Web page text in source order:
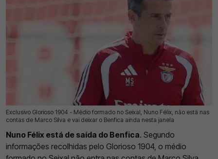
Exclusivo Glorioso 1904 - Médio formado no Seixal, Nuno Félix, não está nas
contas de Marco Silva e vai deixar o Benfica ainda nesta janela
10 Jul 2026 | 03:00 | 0
Nuno Félix está de saída do Benfica. Segundo
informações recolhidas pelo Glorioso 1904, o médio